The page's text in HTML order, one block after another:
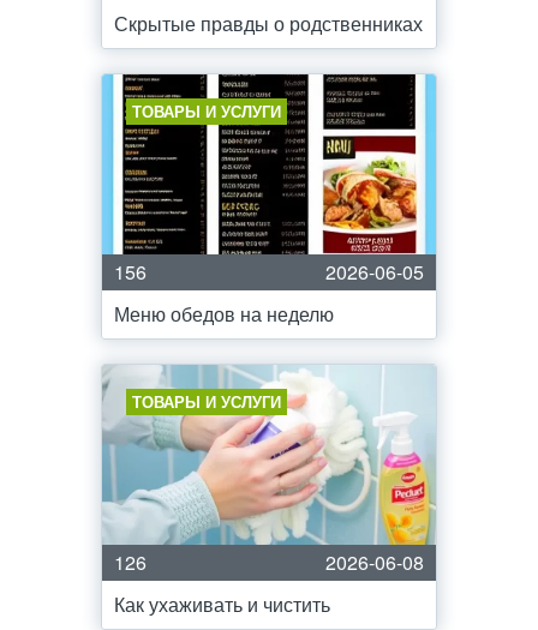
Скрытые правды о родственниках
ТОВАРЫ И УСЛУГИ
156
2026-06-05
Меню обедов на неделю
ТОВАРЫ И УСЛУГИ
126
2026-06-08
Как ухаживать и чистить